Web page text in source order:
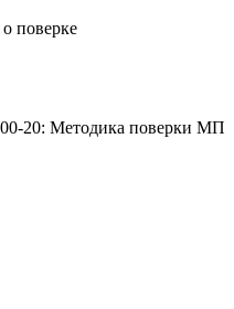
поверке
20: Методика поверки МП